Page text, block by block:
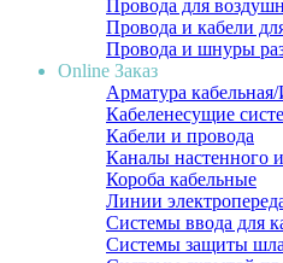
Провода для
Провода и кабели
Провода и шнуры
Online Заказ
Арматура
Кабеленесущие
Кабели и провода
Каналы настенного
Короба кабельные
Линии
Системы ввода для
Системы защиты